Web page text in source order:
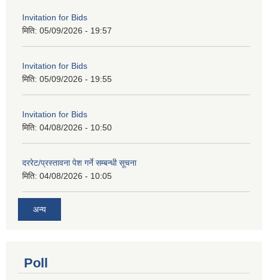
Invitation for Bids
मिति: 05/09/2026 - 19:57
Invitation for Bids
मिति: 05/09/2026 - 19:55
Invitation for Bids
मिति: 04/08/2026 - 10:50
दररेट/प्रस्तावना पेश गर्ने सम्बन्धी सूचना
मिति: 04/08/2026 - 10:05
अन्य
Poll